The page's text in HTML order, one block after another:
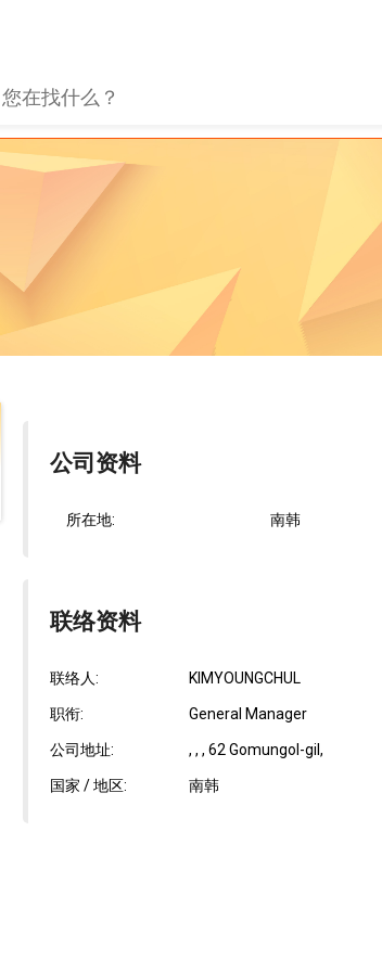
公司资料
所在地: 南韩
联络资料
联络人: KIMYOUNGCHUL
职衔: General Manager
公司地址: , , , 62 Gomungol-gil,
国家 / 地区: 南韩